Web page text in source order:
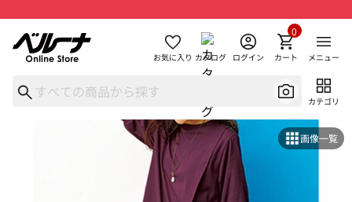
お気に入り カタログ ログイン カート
0
メニュー
カテゴリ
画像一覧